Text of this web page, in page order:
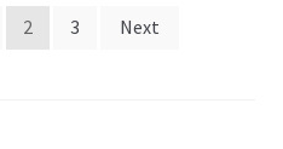
2 3 Next